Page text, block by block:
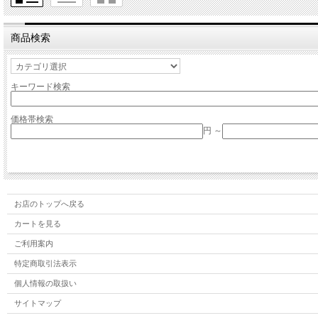
商品検索
キーワード検索
価格帯検索
円 ～
お店のトップへ戻る
カートを見る
ご利用案内
特定商取引法表示
個人情報の取扱い
サイトマップ